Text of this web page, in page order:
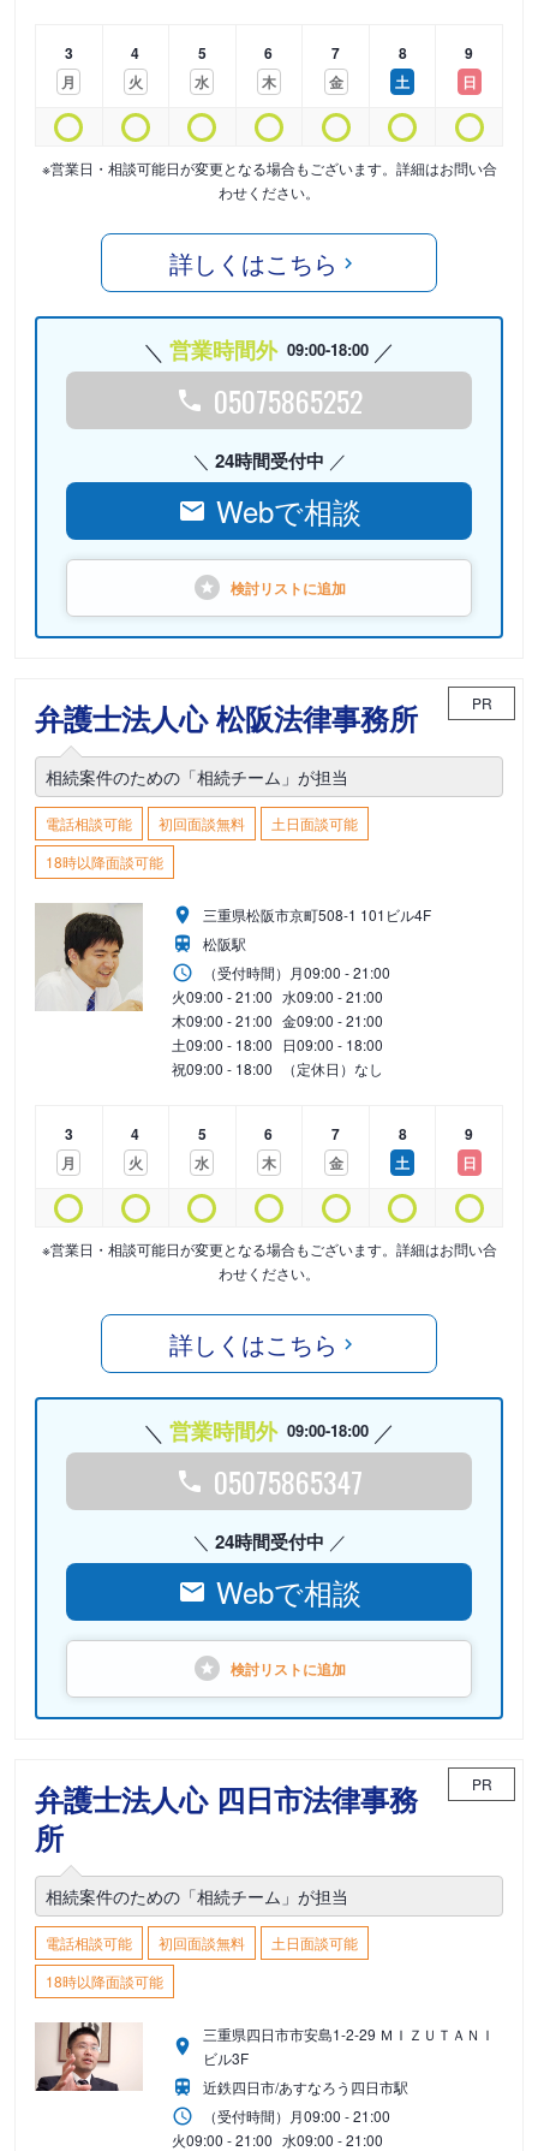
3
月
4
火
5
水
6
木
7
金
8
土
9
日
※営業日・相談可能日が変更となる場合もございます。詳細はお問い合
わせください。
詳しくはこちら
営業時間外 09:00-18:00
05075865252
24時間受付中
Webで相談
検討リストに追加
弁護士法人心 松阪法律事務所 PR
相続案件のための「相続チーム」が担当
電話相談可能 初回面談無料
土日面談可能
18時以降面談可能
三重県松阪市京町508-1 101ビル4F
松阪駅
（受付時間） 月09:00 - 21:00
火09:00 - 21:00 水09:00 - 21:00
木09:00 - 21:00 金09:00 - 21:00
土09:00 - 18:00 日09:00 - 18:00
祝09:00 - 18:00 （定休日）なし
3
月
4
火
5
水
6
木
7
金
8
土
9
日
※営業日・相談可能日が変更となる場合もございます。詳細はお問い合
わせください。
詳しくはこちら
営業時間外 09:00-18:00
05075865347
24時間受付中
Webで相談
検討リストに追加
弁護士法人心 四日市法律事務
所
PR
相続案件のための「相続チーム」が担当
電話相談可能 初回面談無料
土日面談可能
18時以降面談可能
三重県四日市市安島1-2-29 ＭＩＺＵＴＡＮＩ
ビル3F
近鉄四日市/あすなろう四日市駅
（受付時間） 月09:00 - 21:00
火09:00 - 21:00 水09:00 - 21:00